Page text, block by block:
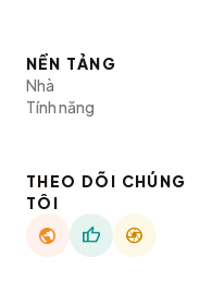
NỀN TẢNG
Nhà
Tính năng
THEO DÕI CHÚNG
TÔI
public thumb_up camera